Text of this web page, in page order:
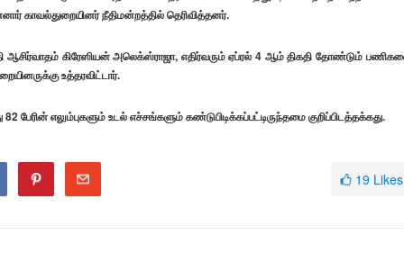
காவல்துறையினர் நீதிமன்றத்தில் தெரிவித்தனர்.
ஆசிர்வாதம் கிரேஸியன் அலெக்ஸ்ராஜா, எதிர்வரும் ஏப்ரல் 4 ஆம் திகதி தோண்டும்
உத்தரவிட்டார்.
பேரின் எலும்புகளும் உடல் எச்சங்களும் கண்டுபிடிக்கப்பட்டிருந்தமை குறிப்பிடத்தக்கது.
19 Likes